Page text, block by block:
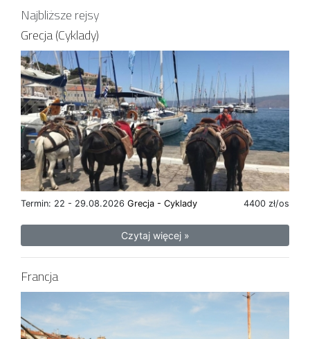
Najbliższe rejsy
Grecja (Cyklady)
Termin: 22 - 29.08.2026 4400 zł/os
Grecja - Cyklady
Czytaj więcej »
Francja